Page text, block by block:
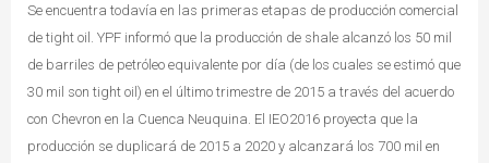
Se encuentra todavía en las primeras etapas de producción comercial
de tight oil. YPF informó que la producción de shale alcanzó los 50 mil
de barriles de petróleo equivalente por día (de los cuales se estimó que
30 mil son tight oil) en el último trimestre de 2015 a través del acuerdo
con Chevron en la Cuenca Neuquina. El IEO2016 proyecta que la
producción se duplicará de 2015 a 2020 y alcanzará los 700 mil en